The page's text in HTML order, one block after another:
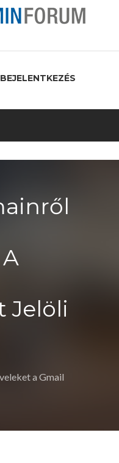
BEJELENTKEZÉS
Jelöli
a Gmail